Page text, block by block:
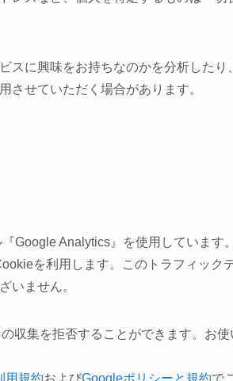
スに興味をお持ちなのかを分析したり、
させていただく場合があります。
Google Analytics』を使用しています。
を利用します。このトラフィック
いません。
収集を拒否することができます。お使
用規約およびGoogleポリシーと規約で